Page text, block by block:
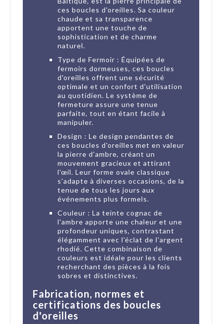
ces boucles d'oreilles. Sa couleur
chaude et sa transparence
apportent une touche de
sophistication et de charme
naturel.
Type de Fermoir : Équipées de
fermoirs dormeuses, ces boucles
d'oreilles offrent une sécurité
optimale et un confort d'utilisation
au quotidien. Le système de
fermeture assure une tenue
parfaite, tout en étant facile à
manipuler.
Design : Le design pendantes de
ces boucles d'oreilles met en valeur
la pierre d'ambre, créant un
mouvement gracieux et attirant
l'œil. Leur forme ovale classique
s'adapte à diverses occasions, de la
tenue de tous les jours aux
événements plus formels.
Couleur : La teinte cognac de
l'ambre apporte une chaleur et une
profondeur uniques, contrastant
élégamment avec l'éclat de l'argent
rhodié. Cette combinaison de
couleurs est idéale pour les clients
recherchant des pièces à la fois
sobres et distinctives.
Fabrication, normes et
certifications des boucles
d'oreilles